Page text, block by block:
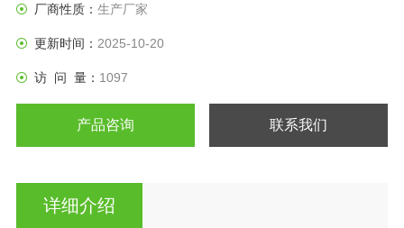
厂商性质： 生产厂家
更新时间： 2025-10-20
访 问 量： 1097
产品咨询 联系我们
详细介绍